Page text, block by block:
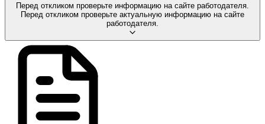
Перед откликом проверьте информацию на сайте работодателя.
Перед откликом проверьте актуальную информацию на сайте
работодателя.